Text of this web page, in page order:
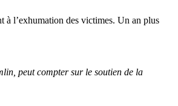
à l’exhumation des victimes. Un an plus
peut compter sur le soutien de la